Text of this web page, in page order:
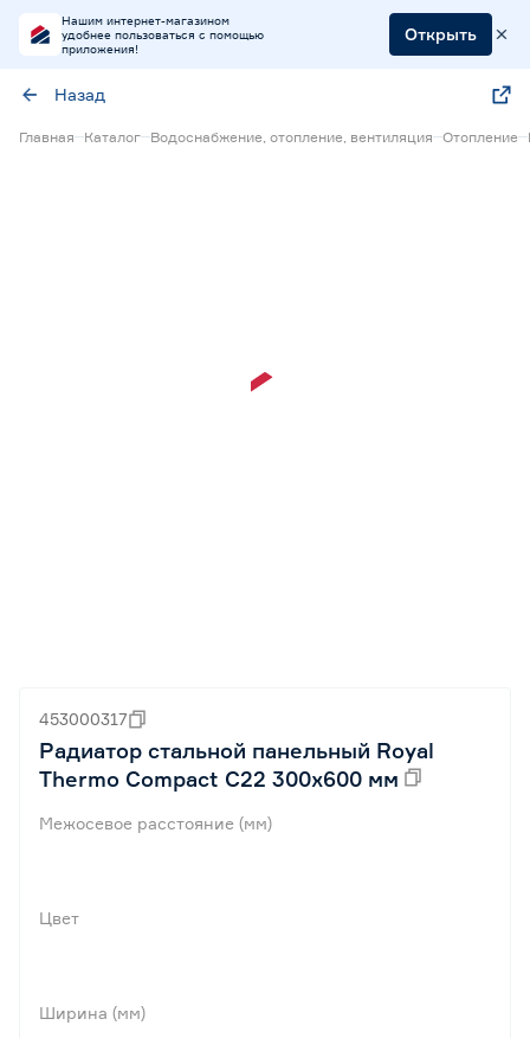
Нашим интернет-магазином
удобнее пользоваться с помощью
приложения!
Открыть
Назад
Главная Каталог Водоснабжение, отопление, вентиляция Отопление
453000317
Радиатор стальной панельный Royal
Thermo Compact C22 300х600 мм
Межосевое расстояние (мм)
Цвет
Ширина (мм)